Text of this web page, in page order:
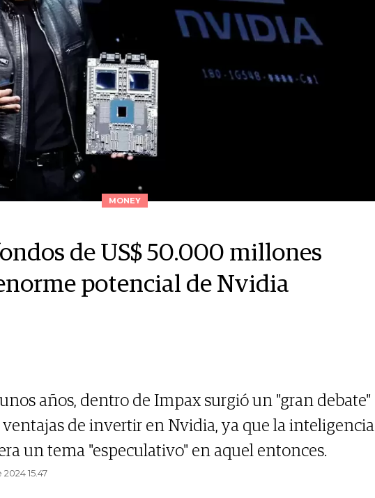
MONEY
de US$ 50.000 millones
potencial de Nvidia
años, dentro de Impax surgió un "gran debate"
ventajas de invertir en Nvidia, ya que la inteligencia
un tema "especulativo" en aquel entonces.
15.47